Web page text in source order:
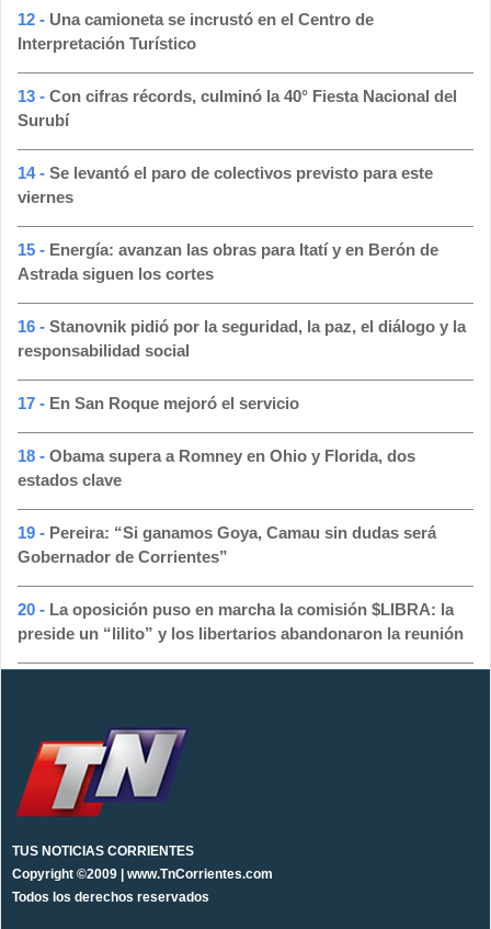
12 - Una camioneta se incrustó en el Centro de
Interpretación Turístico
13 - Con cifras récords, culminó la 40° Fiesta Nacional del
Surubí
14 - Se levantó el paro de colectivos previsto para este
viernes
15 - Energía: avanzan las obras para Itatí y en Berón de
Astrada siguen los cortes
16 - Stanovnik pidió por la seguridad, la paz, el diálogo y la
responsabilidad social
17 - En San Roque mejoró el servicio
18 - Obama supera a Romney en Ohio y Florida, dos
estados clave
19 - Pereira: “Si ganamos Goya, Camau sin dudas será
Gobernador de Corrientes”
20 - La oposición puso en marcha la comisión $LIBRA: la
preside un “lilito” y los libertarios abandonaron la reunión
TUS NOTICIAS CORRIENTES
Copyright ©2009 | www.TnCorrientes.com
Todos los derechos reservados